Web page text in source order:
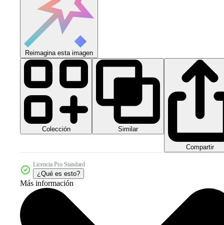
Reimagina esta imagen
Colección Similar
Compartir
Licencia Pro Standard
¿Qué es esto?
Más información